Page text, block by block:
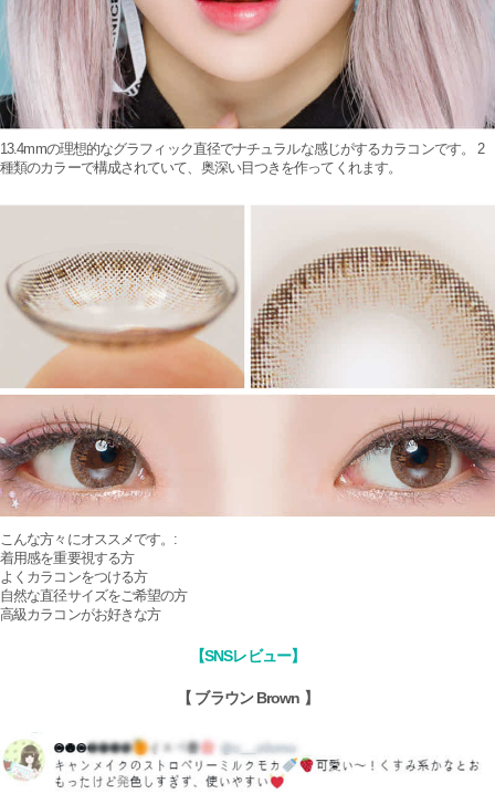
13.4mmの理想的なグラフィック直径でナチュラルな感じがするカラコンです。 2
種類のカラーで構成されていて、奥深い目つきを作ってくれます。
こんな方々にオススメです。:
着用感を重要視する方
よくカラコンをつける方
自然な直径サイズをご希望の方
高級カラコンがお好きな方
【SNSレビュー】
【 ブラウン Brown 】